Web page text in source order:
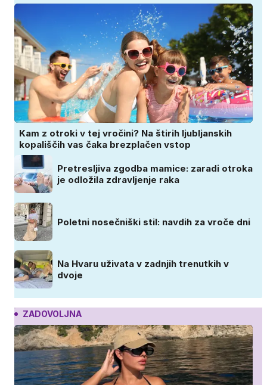
Kam z otroki v tej vročini? Na štirih ljubljanskih
kopališčih vas čaka brezplačen vstop
Pretresljiva zgodba mamice: zaradi otroka
je odložila zdravljenje raka
Poletni nosečniški stil: navdih za vroče dni
Na Hvaru uživata v zadnjih trenutkih v
dvoje
ZADOVOLJNA